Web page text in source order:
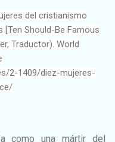
del cristianismo
Should-Be Famous
Traductor). World
2-1409/diez-mujeres-
como una mártir del